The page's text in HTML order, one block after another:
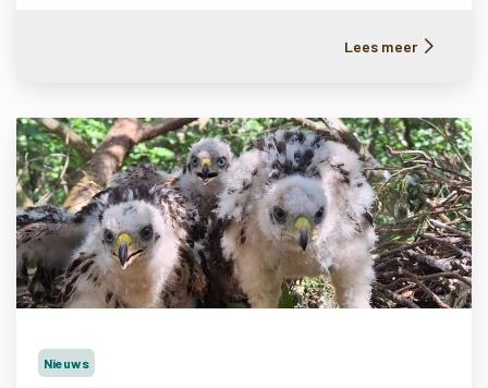
Lees meer
Nieuws